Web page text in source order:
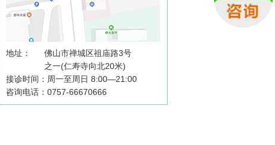
地址：
佛山市禅城区祖庙路3号
之一(仁寿寺向北20米)
接诊时间：周一至周日 8:00—21:00
咨询电话：0757-66670666